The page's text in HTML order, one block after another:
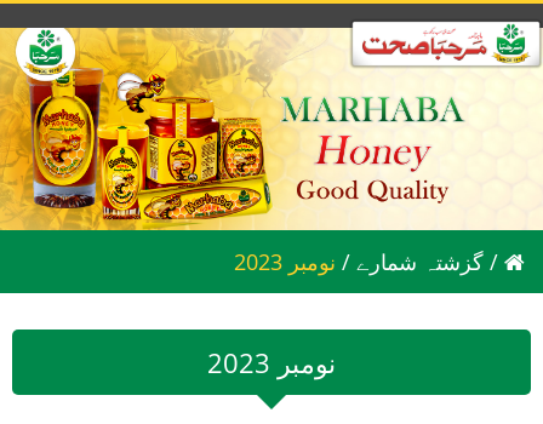
/
/ گزشتہ شمارے 2023 نومبر
2023 نومبر